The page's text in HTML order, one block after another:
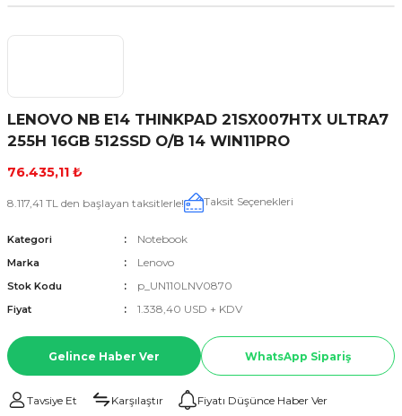
LENOVO NB E14 THINKPAD 21SX007HTX ULTRA7
255H 16GB 512SSD O/B 14 WIN11PRO
76.435,11 ₺
8.117,41 TL den başlayan taksitlerle! Taksit Seçenekleri
Kategori Notebook
Marka Lenovo
Stok Kodu p_UN110LNV0870
Fiyat 1.338,40 USD + KDV
Gelince Haber Ver WhatsApp Sipariş
Tavsiye Et Karşılaştır Fiyatı Düşünce Haber Ver